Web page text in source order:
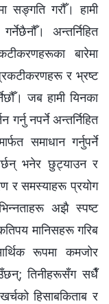
सङ्गति गरौँ। हामी
अन्तर्निहित
बारेमा
र भ्रष्ट
जब हामी यिनका
गर्नु नपर्ने अन्तर्निहित
समाधान गर्नुपर्ने
भनेर छुट्याउन र
र समस्याहरू प्रयोग
अझै स्पष्ट
मानिसहरू गरिब
रूपमा कमजोर
तिनीहरूसँग सधैँ
हिसाबकिताब र